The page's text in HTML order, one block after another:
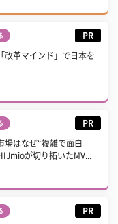
PR
改革マインド」で日本を
PR
場はなぜ“複雑で面白
が切り拓いたMV...
PR